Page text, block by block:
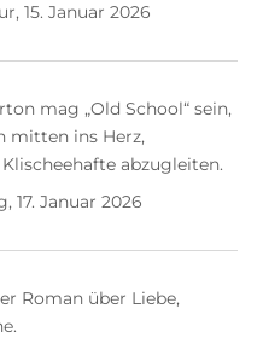
15. Januar 2026
mag „Old School“ sein,
mitten ins Herz,
abzugleiten.
17. Januar 2026
Roman über Liebe,